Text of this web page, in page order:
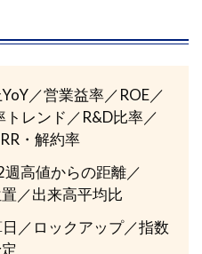
／営業益率／ROE／
トレンド／R&D比率／
・解約率
週高値からの距離／
／出来高平均比
日／ロックアップ／指数